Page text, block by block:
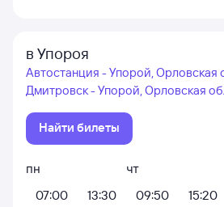
в Упороя
Автостанция - Упорой, Орловская
Дмитровск - Упорой, Орловская
Найти билеты
пн
07:00
13:30
чт
09:50
15:20